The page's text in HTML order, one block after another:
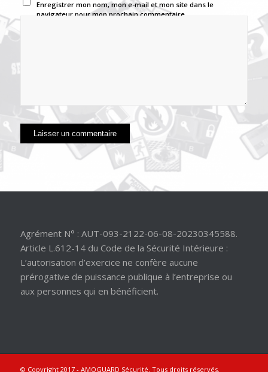
Enregistrer mon nom, mon e-mail et mon site dans le
navigateur pour mon prochain commentaire.
Agrément N° : AUT-093-2122-06-08-20230345588.
Article L.612-14 du Code de la Sécurité Intérieure :
L’autorisation d’exercice ne confère aucune
prérogative de puissance publique à l’entreprise ou
aux personnes qui en bénéficient.
© Copyright 2017 - AMOGUARD Sécurité. Tous droits réservés.